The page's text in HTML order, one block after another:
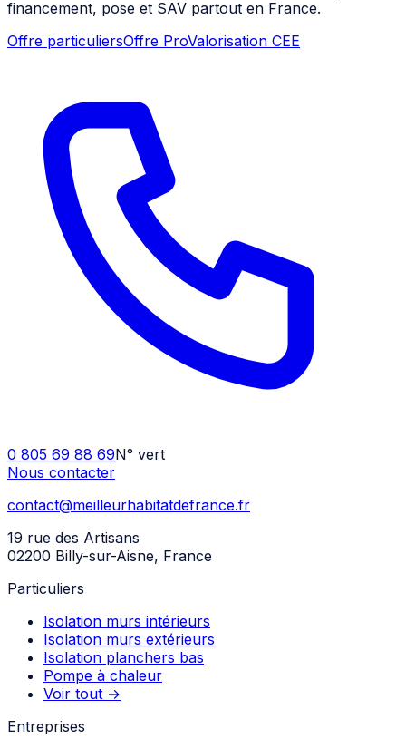
financement, pose et SAV partout en France.
Offre particuliersOffre ProValorisation CEE
0 805 69 88 69N° vert
Nous contacter
contact@meilleurhabitatdefrance.fr
19 rue des Artisans
02200 Billy-sur-Aisne, France
Particuliers
Isolation murs intérieurs
Isolation murs extérieurs
Isolation planchers bas
Pompe à chaleur
Voir tout →
Entreprises